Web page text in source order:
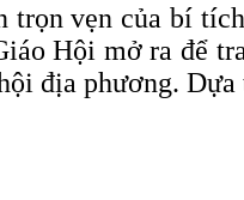
trọn vẹn của bí
Hội mở ra để
địa phương. Dựa